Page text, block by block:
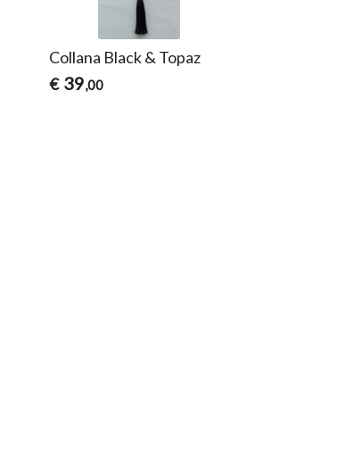
Collana Black & Topaz
€ 39,00